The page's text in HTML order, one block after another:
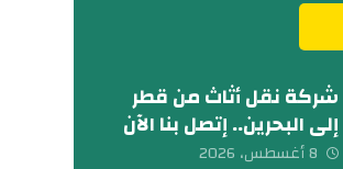
شركة نقل أثاث من قطر
إلى البحرين.. إتصل بنا الآن
8 أغسطس، 2026